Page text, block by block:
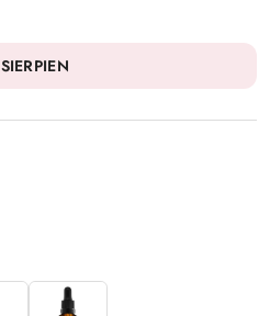
SIERPIEN